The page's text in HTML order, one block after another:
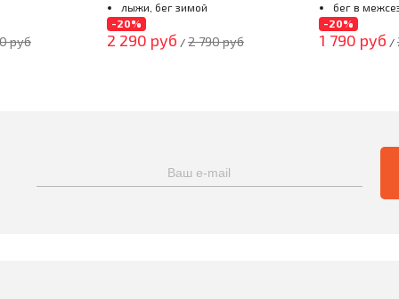
руб
лыжи, бег зимой
-20%
2 290 руб / 2 790 руб
бег в
-20%
1 790 руб /